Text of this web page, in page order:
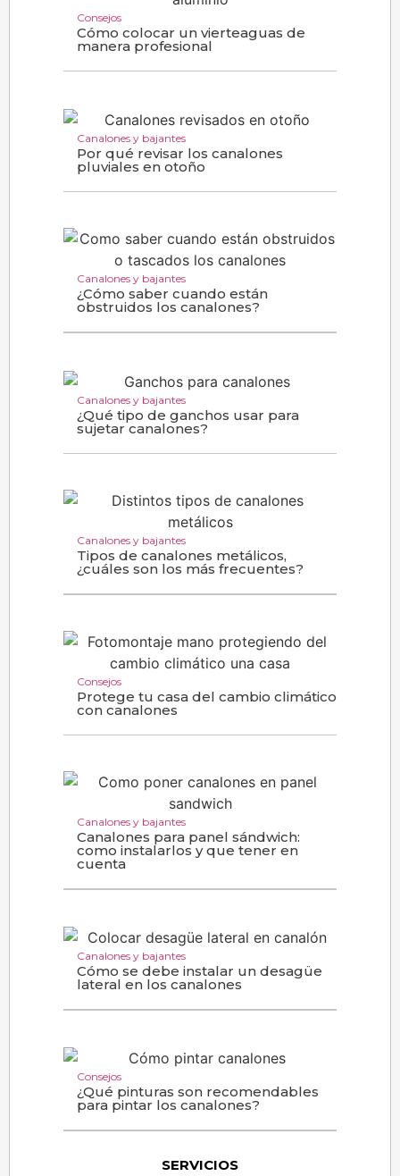
Consejos
Cómo colocar un vierteaguas de
manera profesional
Canalones y bajantes
Por qué revisar los canalones
pluviales en otoño
Canalones y bajantes
¿Cómo saber cuando están
obstruidos los canalones?
Canalones y bajantes
¿Qué tipo de ganchos usar para
sujetar canalones?
Canalones y bajantes
Tipos de canalones metálicos,
¿cuáles son los más frecuentes?
Consejos
Protege tu casa del cambio climático
con canalones
Canalones y bajantes
Canalones para panel sándwich:
como instalarlos y que tener en
cuenta
Canalones y bajantes
Cómo se debe instalar un desagüe
lateral en los canalones
Consejos
¿Qué pinturas son recomendables
para pintar los canalones?
SERVICIOS